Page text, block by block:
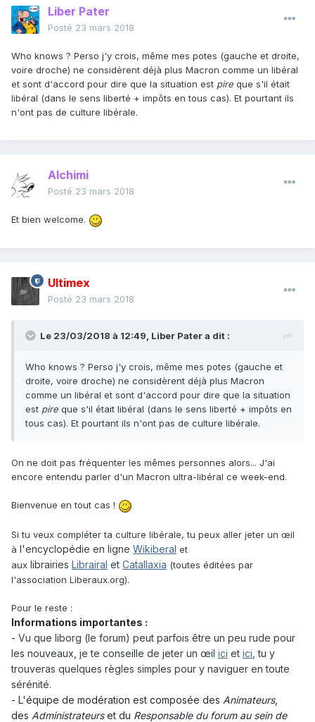
Liber Pater
Posté 23 mars 2018
Who knows ? Perso j'y crois, même mes potes (gauche et droite,
voire droche) ne considèrent déjà plus Macron comme un libéral
et sont d'accord pour dire que la situation est pire que s'il était
libéral (dans le sens liberté + impôts en tous cas). Et pourtant ils
n'ont pas de culture libérale.
Alchimi
Posté 23 mars 2018
Et bien welcome.
Ultimex
Posté 23 mars 2018
Le 23/03/2018 à 12:49, Liber Patera dit :
Who knows ? Perso j'y crois, même mes potes (gauche et
droite, voire droche) ne considèrent déjà plus Macron
comme un libéral et sont d'accord pour dire que la situation
est pire que s'il était libéral (dans le sens liberté + impôts en
tous cas). Et pourtant ils n'ont pas de culture libérale.
On ne doit pas fréquenter les mêmes personnes alors... J'ai
encore entendu parler d'un Macron ultra-libéral ce week-end.
Bienvenue en tout cas !
Si tu veux compléter ta culture libérale, tu peux aller jeter un œil
à l'encyclopédie en ligne Wikiberal et
aux librairies Librairal et Catallaxia (toutes éditées par
l'association Liberaux.org).
Pour le reste :
Informations importantes :
- Vu que liborg (le forum) peut parfois être un peu rude pour
les nouveaux, je te conseille de jeter un œil ici et ici , tu y
trouveras quelques règles simples pour y naviguer en toute
sérénité.
- L'équipe de modération est composée des Animateurs,
des Administrateurs et du Responsable du forum au sein de